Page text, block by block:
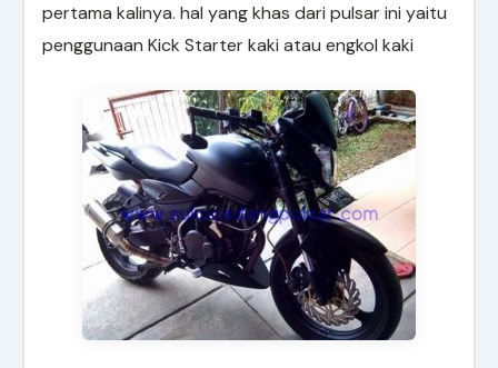
pertama kalinya. hal yang khas dari pulsar ini yaitu
penggunaan Kick Starter kaki atau engkol kaki